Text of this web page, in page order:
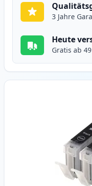
3 Jahre
Heute
Gratis ab